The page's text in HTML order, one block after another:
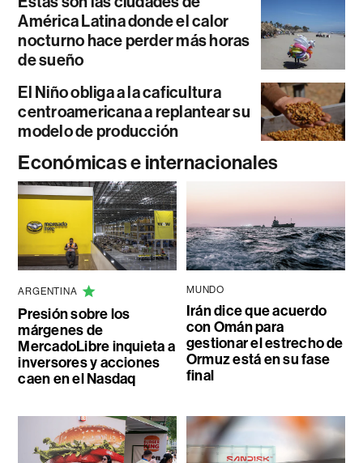
América Latina donde el calor
nocturno hace perder más horas
de sueño
El Niño obliga a la caficultura
centroamericana a replantear su
modelo de producción
Económicas e internacionales
ARGENTINA
Presión sobre los
márgenes de
MercadoLibre inquieta a
inversores y acciones
caen en el Nasdaq
MUNDO
Irán dice que acuerdo
con Omán para
gestionar el estrecho de
Ormuz está en su fase
final